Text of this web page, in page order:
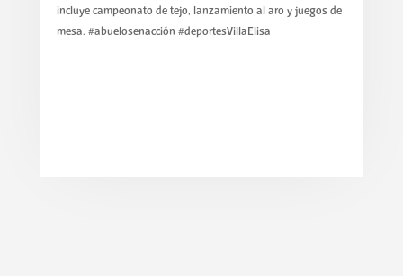
incluye campeonato de tejo, lanzamiento al aro y juegos de
mesa. #abuelosenacción #deportesVillaElisa